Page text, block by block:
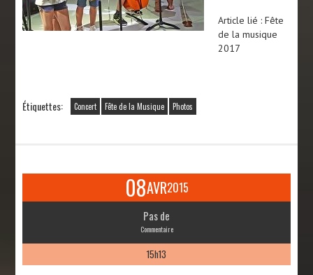
Article lié : Fête
de la musique
2017
Étiquettes: Concert Fête de la Musique Photos
08AVR2015
Pas de
Commentaire
15h13